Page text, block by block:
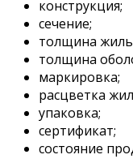
конструкция;
сечение;
толщина
толщина
маркировка;
расцветка
упаковка;
сертификат;
состояние